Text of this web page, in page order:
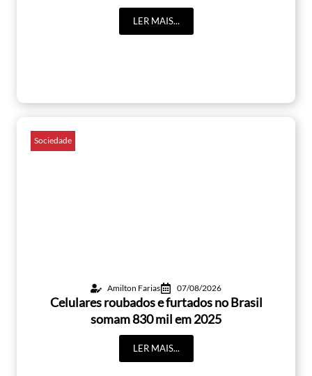
LER MAIS...
Sociedade
Amilton Farias 07/08/2026
Celulares roubados e furtados no Brasil
somam 830 mil em 2025
LER MAIS...